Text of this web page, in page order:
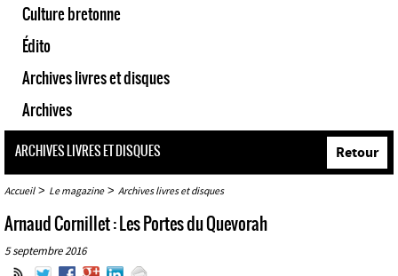
Culture bretonne
Édito
Archives livres et disques
Archives
ARCHIVES LIVRES ET DISQUES
Accueil> Le magazine> Archives livres et disques
Retour
Arnaud Cornillet : Les Portes du Quevorah
5 septembre 2016